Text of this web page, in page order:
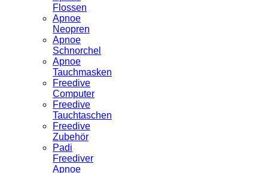
Flossen
Apnoe
Neopren
Apnoe
Schnorchel
Apnoe
Tauchmasken
Freedive
Computer
Freedive
Tauchtaschen
Freedive
Zubehör
Padi
Freediver
Apnoe